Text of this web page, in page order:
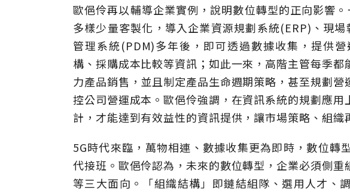
歐俋伶再以輔導企業實例，說明數位轉型的正向影響
多樣少量客製化，導入企業資源規劃系統(ERP)、現
管理系統(PDM)多年後，即可透過數據收集，提供
構、採購成本比較等資訊；如此一來，高階主管每季
力產品銷售，並且制定產品生命週期策略，甚至規劃
控公司營運成本。歐俋伶強調，在資訊系統的規劃應
計，才能達到有效益性的資訊提供，讓市場策略、組織
5G時代來臨，萬物相連、數據收集更為即時，數位轉
代接班。歐俋伶認為，未來的數位轉型，企業必須側
等三大面向。「組織結構」即鏈結組隊、選用人才、